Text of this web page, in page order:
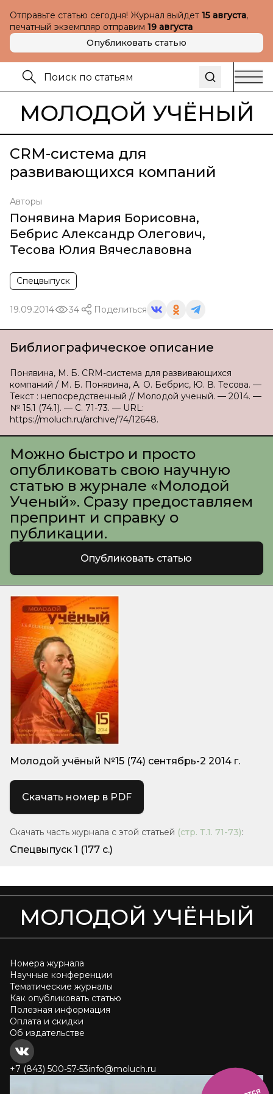
Отправьте статью сегодня! Журнал выйдет 15 августа,
печатный экземпляр отправим 19 августа
Опубликовать статью
МОЛОДОЙ УЧЁНЫЙ
CRM-система для
развивающихся компаний
Авторы
Понявина Мария Борисовна,
Бебрис Александр Олегович,
Тесова Юлия Вячеславовна
Спецвыпуск
19.09.2014 34 Поделиться
Библиографическое описание
Понявина, М. Б. CRM-система для развивающихся
компаний / М. Б. Понявина, А. О. Бебрис, Ю. В. Тесова. —
Текст : непосредственный // Молодой ученый. — 2014. —
№ 15.1 (74.1). — С. 71-73. — URL:
https://moluch.ru/archive/74/12648.
Можно быстро и просто
опубликовать свою научную
статью в журнале «Молодой
Ученый». Сразу предоставляем
препринт и справку о
публикации.
Опубликовать статью
Молодой учёный №15 (74) сентябрь-2 2014 г.
Скачать номер в PDF
Скачать часть журнала с этой статьей (стр. Т.1. 71-73):
Спецвыпуск 1 (177 с.)
МОЛОДОЙ УЧЁНЫЙ
Номера журнала
Научные конференции
Тематические журналы
Как опубликовать статью
Полезная информация
Оплата и скидки
Об издательстве
+7 (843) 500-57-53info@moluch.ru